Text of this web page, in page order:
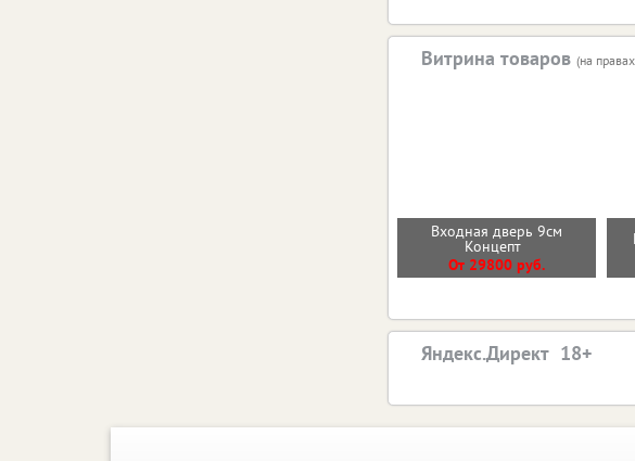
Витрина товаров (на
Входная дверь 9см
Концепт
От 29800 руб.
Яндекс.Директ